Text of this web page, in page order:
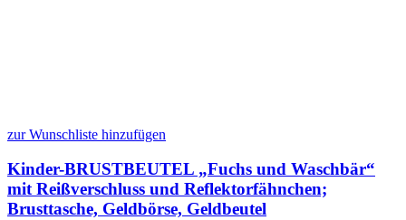
zur Wunschliste hinzufügen
Kinder-BRUSTBEUTEL „Fuchs und Waschbär“
mit Reißverschluss und Reflektorfähnchen;
Brusttasche, Geldbörse, Geldbeutel